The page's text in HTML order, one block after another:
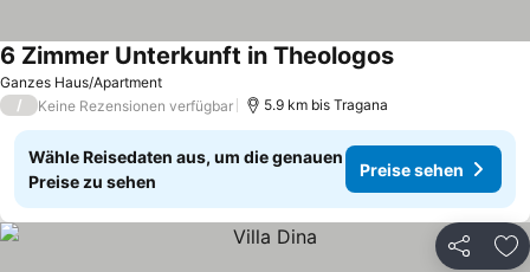
Ganzes Haus/Apartment
6 Zimmer Unterkunft in Theologos
/ Keine Rezensionen verfügbar 5.9 km bis Tragana
Wähle Reisedaten aus, um die genauen
Preise zu sehen
Preise sehen
Teilen